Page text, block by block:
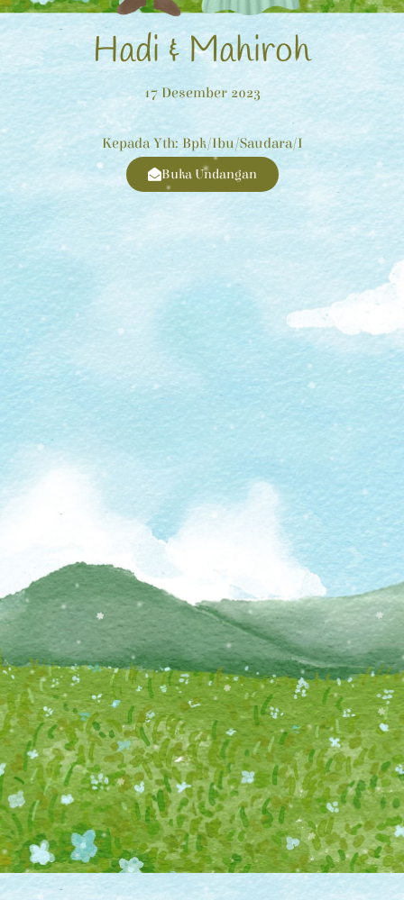
Hadi & Mahiroh
17 Desember 2023
Kepada Yth: Bpk/Ibu/Saudara/i
Buka Undangan